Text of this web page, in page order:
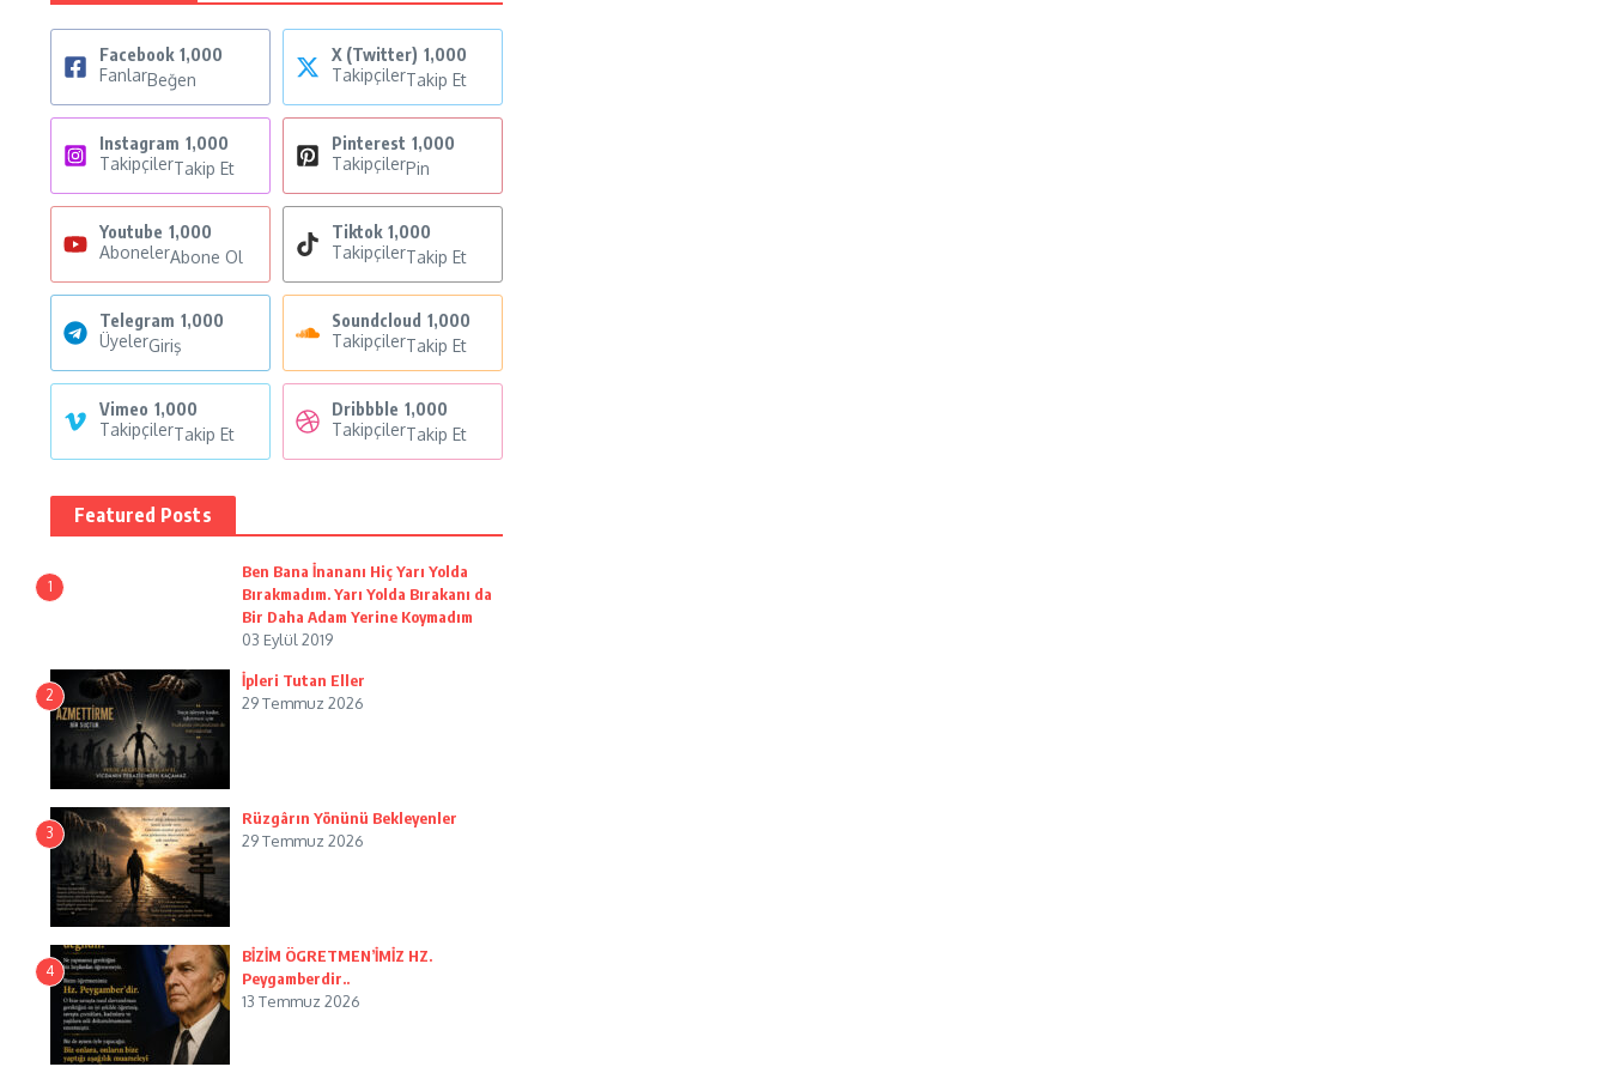
Facebook 1,000
FanlarBeğen
X (Twitter) 1,000
TakipçilerTakip Et
Instagram 1,000
TakipçilerTakip Et
Pinterest 1,000
TakipçilerPin
Youtube 1,000
AbonelerAbone Ol
Tiktok 1,000
TakipçilerTakip Et
Telegram 1,000
ÜyelerGiriş
Soundcloud 1,000
TakipçilerTakip Et
Vimeo 1,000
TakipçilerTakip Et
Dribbble 1,000
TakipçilerTakip Et
Featured Posts
1
Ben Bana İnananı Hiç Yarı Yolda
Bırakmadım. Yarı Yolda Bırakanı da
Bir Daha Adam Yerine Koymadım
03 Eylül 2019
2
İpleri Tutan Eller
29 Temmuz 2026
3
Rüzgârın Yönünü Bekleyenler
29 Temmuz 2026
4
BİZİM ÖGRETMEN’İMİZ HZ.
Peygamberdir..
13 Temmuz 2026